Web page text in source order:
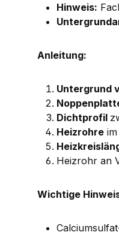
Hinweis:
Anleitung:
Untergrund
Dichtprofil
Heizrohre
Heizrohr an
Wichtige